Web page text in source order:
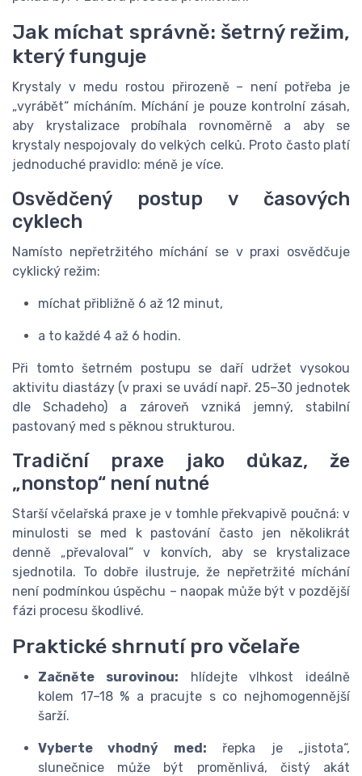
Jak míchat správně: šetrný režim,
který funguje
Krystaly v medu rostou přirozeně – není potřeba je
„vyrábět“ mícháním. Míchání je pouze kontrolní zásah,
aby krystalizace probíhala rovnoměrně a aby se
krystaly nespojovaly do velkých celků. Proto často platí
jednoduché pravidlo: méně je více.
Osvědčený postup v časových
cyklech
Namísto nepřetržitého míchání se v praxi osvědčuje
cyklický režim:
míchat přibližně 6 až 12 minut,
a to každé 4 až 6 hodin.
Při tomto šetrném postupu se daří udržet vysokou
aktivitu diastázy (v praxi se uvádí např. 25–30 jednotek
dle Schadeho) a zároveň vzniká jemný, stabilní
pastovaný med s pěknou strukturou.
Tradiční praxe jako důkaz, že
„nonstop“ není nutné
Starší včelařská praxe je v tomhle překvapivě poučná: v
minulosti se med k pastování často jen několikrát
denně „převaloval“ v konvích, aby se krystalizace
sjednotila. To dobře ilustruje, že nepřetržité míchání
není podmínkou úspěchu – naopak může být v pozdější
fázi procesu škodlivé.
Praktické shrnutí pro včelaře
Začněte surovinou: hlídejte vlhkost ideálně
kolem 17–18 % a pracujte s co nejhomogennější
šarží.
Vyberte vhodný med: řepka je „jistota“,
slunečnice může být proměnlivá, čistý akát